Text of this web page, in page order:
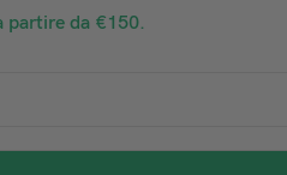
partire da €150.